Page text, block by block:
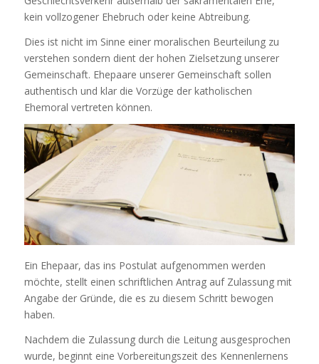
kein vollzogener Ehebruch oder keine Abtreibung.
Dies ist nicht im Sinne einer moralischen Beurteilung zu
verstehen sondern dient der hohen Zielsetzung unserer
Gemeinschaft. Ehepaare unserer Gemeinschaft sollen
authentisch und klar die Vorzüge der katholischen
Ehemoral vertreten können.
Ein Ehepaar, das ins Postulat aufgenommen werden
möchte, stellt einen schriftlichen Antrag auf Zulassung mit
Angabe der Gründe, die es zu diesem Schritt bewogen
haben.
Nachdem die Zulassung durch die Leitung ausgesprochen
wurde, beginnt eine Vorbereitungszeit des Kennenlernens